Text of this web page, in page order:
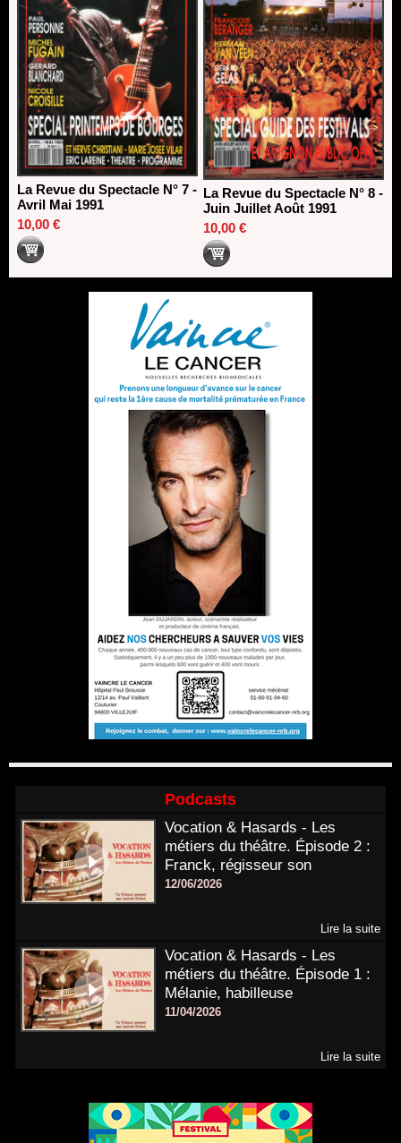
La Revue du Spectacle N° 7 -
Avril Mai 1991
10,00 €
La Revue du Spectacle N° 8 -
Juin Juillet Août 1991
10,00 €
Podcasts
Vocation & Hasards - Les
métiers du théâtre. Épisode 2 :
Franck, régisseur son
12/06/2026
Lire la suite
Vocation & Hasards - Les
métiers du théâtre. Épisode 1 :
Mélanie, habilleuse
11/04/2026
Lire la suite